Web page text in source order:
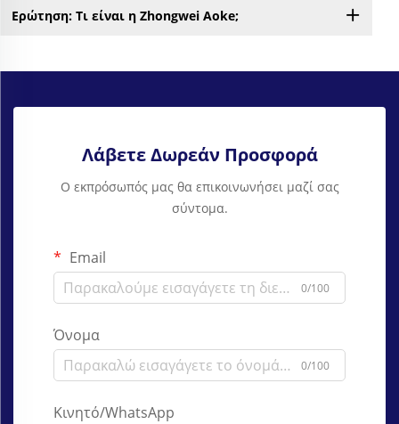
Ερώτηση: Τι είναι η Zhongwei Aoke;
Λάβετε Δωρεάν Προσφορά
Ο εκπρόσωπός μας θα επικοινωνήσει μαζί σας
σύντομα.
Email
0/100
Όνομα
0/100
Κινητό/WhatsApp